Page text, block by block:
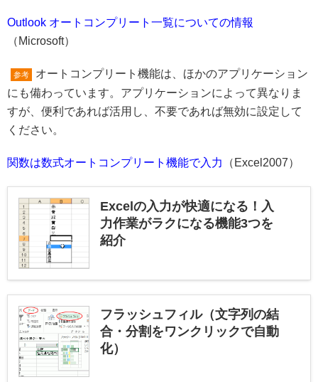
Outlook オートコンプリート一覧についての情報
（Microsoft）
参考
オートコンプリート機能は、ほかのアプリケーション
にも備わっています。アプリケーションによって異なりま
すが、便利であれば活用し、不要であれば無効に設定して
ください。
関数は数式オートコンプリート機能で入力 （Excel2007）
Excelの入力が快適になる！入
力作業がラクになる機能3つを
紹介
フラッシュフィル（文字列の結
合・分割をワンクリックで自動
化）